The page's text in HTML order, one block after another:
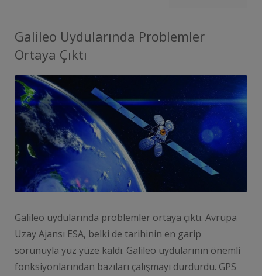
Galileo Uydularında Problemler
Ortaya Çıktı
Galileo uydularında problemler ortaya çıktı. Avrupa
Uzay Ajansı ESA, belki de tarihinin en garip
sorunuyla yüz yüze kaldı. Galileo uydularının önemli
fonksiyonlarından bazıları çalışmayı durdurdu. GPS